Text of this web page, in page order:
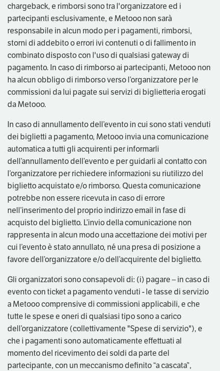
chargeback, e rimborsi sono tra l'organizzatore ed i
partecipanti esclusivamente, e Metooo non sarà
responsabile in alcun modo per i pagamenti, rimborsi,
storni di addebito o errori ivi contenuti o di fallimento in
combinato disposto con l'uso di qualsiasi gateway di
pagamento. In caso di rimborso ai partecipanti, Metooo non
ha alcun obbligo di rimborso verso l’organizzatore per le
commissioni da lui pagate sui servizi di biglietteria erogati
da Metooo.
In caso di annullamento dell’evento in cui sono stati venduti
dei biglietti a pagamento, Metooo invia una comunicazione
automatica a tutti gli acquirenti per informarli
dell’annullamento dell’evento e per guidarli al contatto con
l’organizzatore per richiedere informazioni su riutilizzo del
biglietto acquistato e/o rimborso. Questa comunicazione
potrebbe non essere ricevuta in caso di errore
nell’inserimento del proprio indirizzo email in fase di
acquisto del biglietto. L’invio della comunicazione non
rappresenta in alcun modo una accettazione dei motivi per
cui l’evento è stato annullato, né una presa di posizione a
favore dell’organizzatore e/o dell’acquirente del biglietto.
Gli organizzatori sono consapevoli di: (i) pagare – in caso di
evento con ticket a pagamento venduti - le tasse di servizio
a Metooo comprensive di commissioni applicabili, e che
tutte le spese e oneri di qualsiasi tipo sono a carico
dell’organizzatore (collettivamente "Spese di servizio"), e
che i pagamenti sono automaticamente effettuati al
momento del ricevimento dei soldi da parte del
partecipante, con un meccanismo definito “a cascata”,